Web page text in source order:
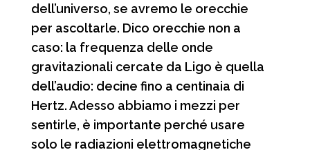
dell’universo, se avremo le orecchie
per ascoltarle. Dico orecchie non a
caso: la frequenza delle onde
gravitazionali cercate da Ligo è quella
dell’audio: decine fino a centinaia di
Hertz. Adesso abbiamo i mezzi per
sentirle, è importante perché usare
solo le radiazioni elettromagnetiche